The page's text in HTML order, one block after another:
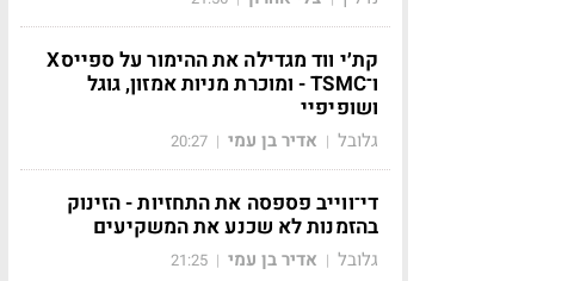
קת׳י ווד מגדילה את ההימור על ספייסX
ו־TSMC - ומוכרת מניות אמזון, גוגל
ושופיפיי
גלובל | אדיר בן עמי |
20:27
די־ווייב פספסה את התחזיות - הזינוק
בהזמנות לא שכנע את המשקיעים
גלובל | אדיר בן עמי |
21:25